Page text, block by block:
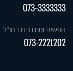
073-3333333
נופשים וסמינרים בחו"ל
073-2221202